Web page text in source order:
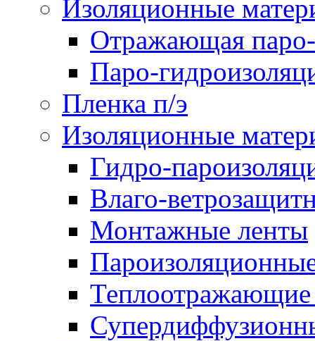
Изоляционные
Отражающая
Паро-
Пленка п/э
Изоляционные
Гидро-
Влаго-
Монтажные ленты
Теплоотражающие